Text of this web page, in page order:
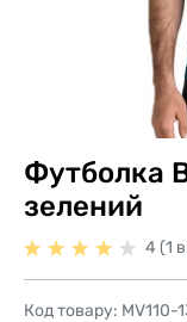
Футболка
зелений
4 (1
Код товару: MV110-